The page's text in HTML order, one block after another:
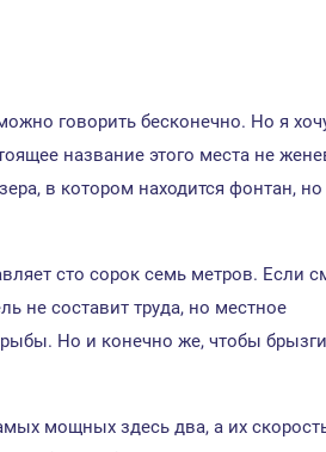
говорить бесконечно. Но я
название этого места не
в котором находится фонтан,
сто сорок семь метров. Если
не составит труда, но местное
Но и конечно же, чтобы брызги
мощных здесь два, а их